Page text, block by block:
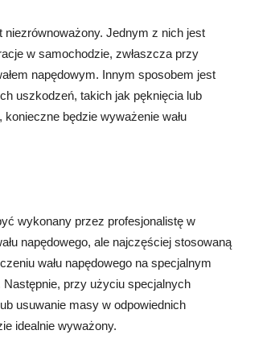
niezrównoważony. Jednym z nich jest
w samochodzie, zwłaszcza przy
napędowym. Innym sposobem jest
uszkodzeń, takich jak pęknięcia lub
będzie wyważenie wału
wykonany przez profesjonalistę w
napędowego, ale najczęściej stosowaną
wału napędowego na specjalnym
Następnie, przy użyciu specjalnych
usuwanie masy w odpowiednich
idealnie wyważony.